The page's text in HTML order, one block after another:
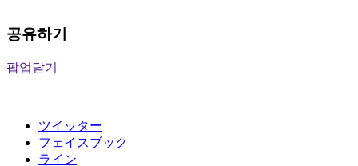
공유하기
팝업닫기
ツイッター
フェイスブック
ライン